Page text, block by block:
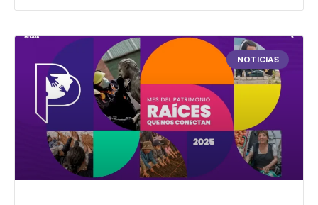
NOTICIAS